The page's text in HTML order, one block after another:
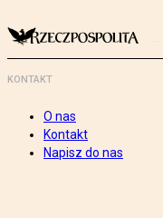
KONTAKT
O nas
Kontakt
Napisz do nas